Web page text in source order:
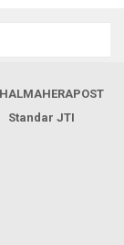
Standar JTI